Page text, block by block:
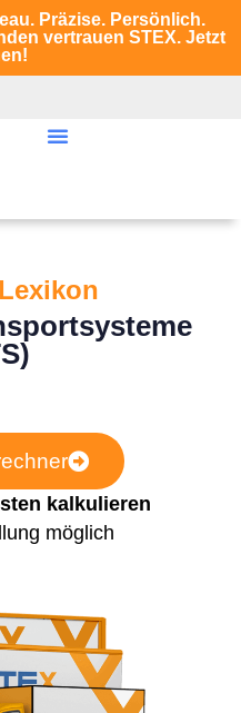
Präzise. Persönlich.
vertrauen STEX. Jetzt
kalkulieren
möglich